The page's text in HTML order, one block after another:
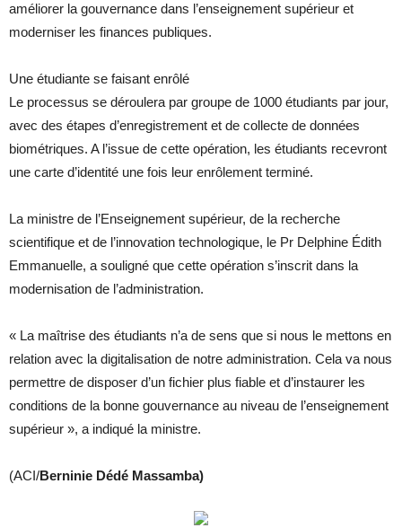
améliorer la gouvernance dans l’enseignement supérieur et
moderniser les finances publiques.
Une étudiante se faisant enrôlé
Le processus se déroulera par groupe de 1000 étudiants par jour,
avec des étapes d’enregistrement et de collecte de données
biométriques. A l’issue de cette opération, les étudiants recevront
une carte d’identité une fois leur enrôlement terminé.
La ministre de l’Enseignement supérieur, de la recherche
scientifique et de l’innovation technologique, le Pr Delphine Édith
Emmanuelle, a souligné que cette opération s’inscrit dans la
modernisation de l’administration.
« La maîtrise des étudiants n’a de sens que si nous le mettons en
relation avec la digitalisation de notre administration. Cela va nous
permettre de disposer d’un fichier plus fiable et d’instaurer les
conditions de la bonne gouvernance au niveau de l’enseignement
supérieur », a indiqué la ministre.
(ACI/Berninie Dédé Massamba)